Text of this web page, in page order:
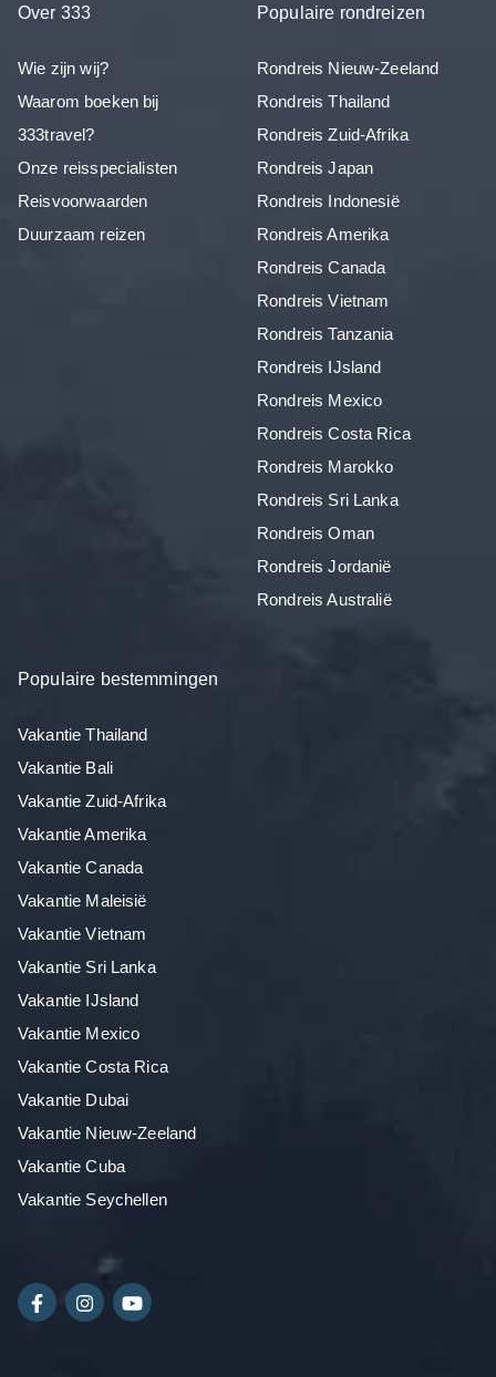
Over 333
Wie zijn wij?
Waarom boeken bij
333travel?
Onze reisspecialisten
Reisvoorwaarden
Duurzaam reizen
Populaire rondreizen
Rondreis Nieuw-Zeeland
Rondreis Thailand
Rondreis Zuid-Afrika
Rondreis Japan
Rondreis Indonesië
Rondreis Amerika
Rondreis Canada
Rondreis Vietnam
Rondreis Tanzania
Rondreis IJsland
Rondreis Mexico
Rondreis Costa Rica
Rondreis Marokko
Rondreis Sri Lanka
Rondreis Oman
Rondreis Jordanië
Rondreis Australië
Populaire bestemmingen
Vakantie Thailand
Vakantie Bali
Vakantie Zuid-Afrika
Vakantie Amerika
Vakantie Canada
Vakantie Maleisië
Vakantie Vietnam
Vakantie Sri Lanka
Vakantie IJsland
Vakantie Mexico
Vakantie Costa Rica
Vakantie Dubai
Vakantie Nieuw-Zeeland
Vakantie Cuba
Vakantie Seychellen